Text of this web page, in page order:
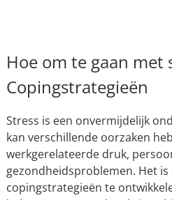
Hoe om te gaan met
Copingstrategieën
Stress is een onvermijdelijk
kan verschillende oorzaken
werkgerelateerde druk,
gezondheidsproblemen. Het
copingstrategieën te